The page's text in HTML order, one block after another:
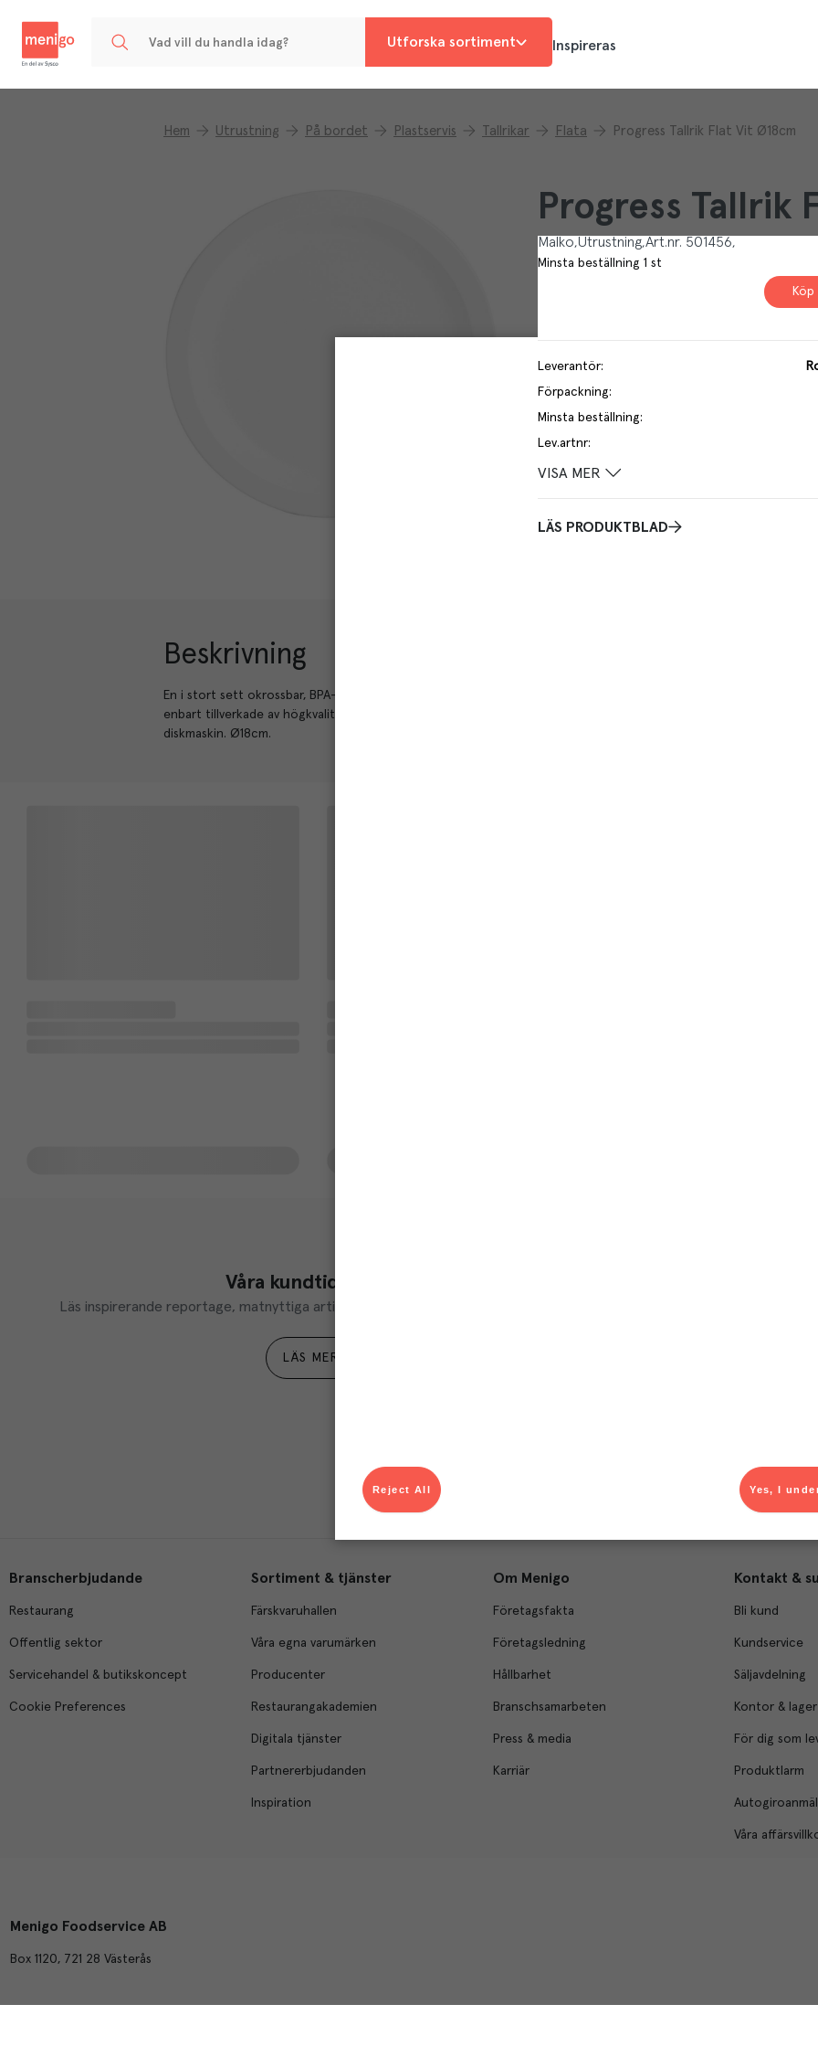
Utforska sortiment Inspireras
Hem Utrustning På bordet Plastservis Tallrikar Flata Progress Tallrik Flat Vit Ø18cm
Progress Tallrik
Malko Utrustning Art.nr. 501456
Minsta beställning 1 st
Köp
Leverantör:
Förpackning:
Minsta beställning:
Lev.artnr:
VISA MER
LÄS PRODUKTBLAD
Beskrivning
En i stort sett okrossbar, BPA-fri Malko-klassiker, idealisk för krävande miljöer. Tallriken är
enbart tillverkade av högkvalitativa, miljövänliga och återvinningsbara plaster som tål
diskmaskin. Ø18cm.
Våra kundtidningar
Läs inspirerande reportage, matnyttiga artiklar och ta del av aktuella kampanjer.
LÄS MER
Du som är Menigo-
Branscherbjudande
Restaurang
Offentlig sektor
Servicehandel & butikskoncept
Cookie Preferences
Sortiment & tjänster
Färskvaruhallen
Våra egna varumärken
Producenter
Restaurangakademien
Digitala tjänster
Partnererbjudanden
Inspiration
Om Menigo
Företagsfakta
Företagsledning
Hållbarhet
Branschsamarbeten
Press & media
Karriär
Kontakt &
Bli kund
Kundservice
Säljavdelning
Kontor & lager
För dig som
Produktlarm
Våra
Menigo Foodservice AB
Box 1120, 721 28 Västerås
Yes, I
Reject All